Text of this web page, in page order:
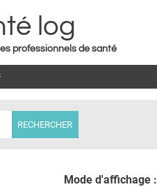
log
professionnels de santé
Mode d'affichage :